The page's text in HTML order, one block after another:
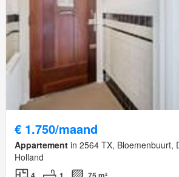
€ 1.750/maand
Appartement in 2564 TX, Bloemenbuurt,
Holland